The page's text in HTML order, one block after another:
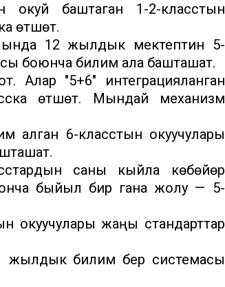
баштаган 1-2-класстын
өтүшөт.
12 жылдык мектептин 5-
боюнча билим ала башташат.
Алар "5+6" интеграцияланган
өтүшөт. Мындай механизм
6-класстын окуучулары
саны кыйла көбөйөрү
быйыл бир гана жолу — 5-
окуучулары жаңы стандарттар
билим берүү системасы